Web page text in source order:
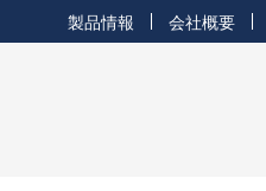
製品情報 会社概要